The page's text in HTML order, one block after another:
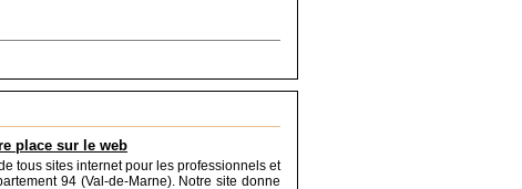
place sur le web
tous sites internet pour les professionnels et
94 (Val-de-Marne). Notre site donne